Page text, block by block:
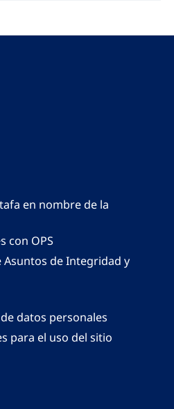
en nombre de la
con OPS
Asuntos de Integridad y
datos personales
para el uso del sitio